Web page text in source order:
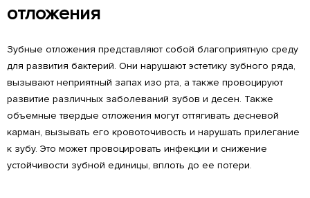
отложения
Зубные отложения представляют собой благоприятную среду
для развития бактерий. Они нарушают эстетику зубного ряда,
вызывают неприятный запах изо рта, а также провоцируют
развитие различных заболеваний зубов и десен. Также
объемные твердые отложения могут оттягивать десневой
карман, вызывать его кровоточивость и нарушать прилегание
к зубу. Это может провоцировать инфекции и снижение
устойчивости зубной единицы, вплоть до ее потери.